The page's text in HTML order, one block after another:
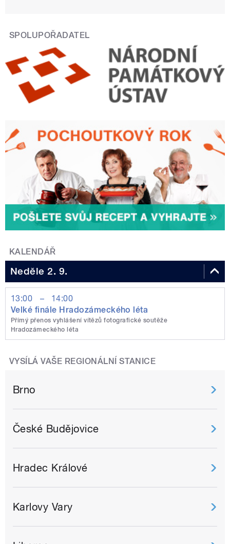
SPOLUPOŘADATEL
KALENDÁŘ
Neděle 2. 9.
13:00 –
14:00
Velké finále Hradozámeckého léta
Přímý přenos vyhlášení vítězů fotografické soutěže
Hradozámeckého léta
VYSÍLÁ VAŠE REGIONÁLNÍ STANICE
Brno
České Budějovice
Hradec Králové
Karlovy Vary